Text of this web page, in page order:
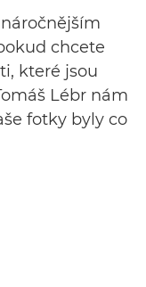
chcete
které jsou
Lébr nám
fotky byly co